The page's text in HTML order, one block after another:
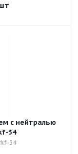
с нейтралью
34
34